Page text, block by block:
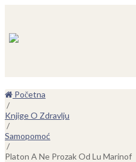
Početna
/
Knjige O Zdravlju
/
Samopomoć
/
Platon A Ne Prozak Od Lu Marinof